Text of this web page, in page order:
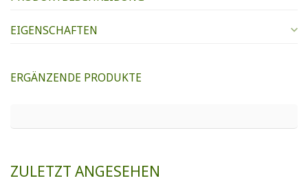
EIGENSCHAFTEN
ERGÄNZENDE PRODUKTE
ZULETZT ANGESEHEN